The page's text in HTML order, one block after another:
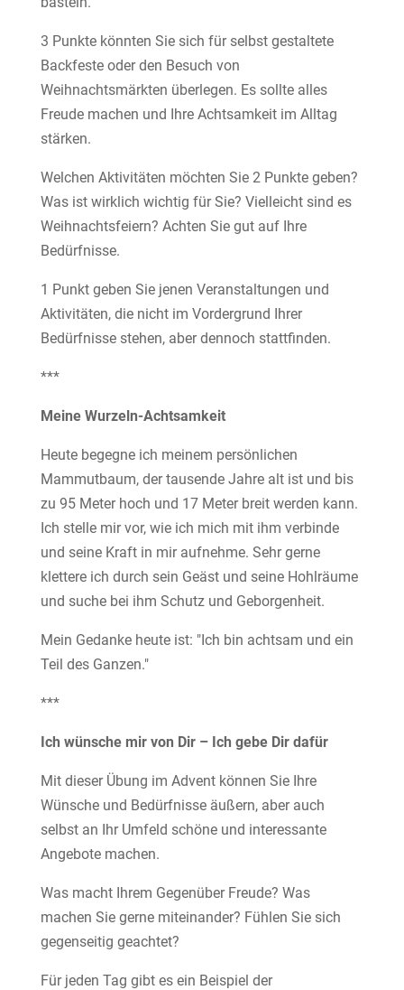
3 Punkte könnten Sie sich für selbst gestaltete
Backfeste oder den Besuch von
Weihnachtsmärkten überlegen. Es sollte alles
Freude machen und Ihre Achtsamkeit im Alltag
stärken.
Welchen Aktivitäten möchten Sie 2 Punkte geben?
Was ist wirklich wichtig für Sie? Vielleicht sind es
Weihnachtsfeiern? Achten Sie gut auf Ihre
Bedürfnisse.
1 Punkt geben Sie jenen Veranstaltungen und
Aktivitäten, die nicht im Vordergrund Ihrer
Bedürfnisse stehen, aber dennoch stattfinden.
***
Meine Wurzeln-Achtsamkeit
Heute begegne ich meinem persönlichen
Mammutbaum, der tausende Jahre alt ist und bis
zu 95 Meter hoch und 17 Meter breit werden kann.
Ich stelle mir vor, wie ich mich mit ihm verbinde
und seine Kraft in mir aufnehme. Sehr gerne
klettere ich durch sein Geäst und seine Hohlräume
und suche bei ihm Schutz und Geborgenheit.
Mein Gedanke heute ist: "Ich bin achtsam und ein
Teil des Ganzen."
***
Ich wünsche mir von Dir – Ich gebe Dir dafür
Mit dieser Übung im Advent können Sie Ihre
Wünsche und Bedürfnisse äußern, aber auch
selbst an Ihr Umfeld schöne und interessante
Angebote machen.
Was macht Ihrem Gegenüber Freude? Was
machen Sie gerne miteinander? Fühlen Sie sich
gegenseitig geachtet?
Für jeden Tag gibt es ein Beispiel der